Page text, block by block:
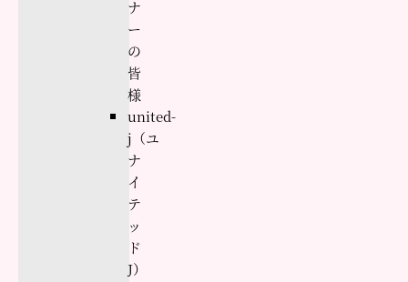
ナ
ー
の
皆
様
united-
j（ユ
ナ
イ
テ
ッ
ド
J）